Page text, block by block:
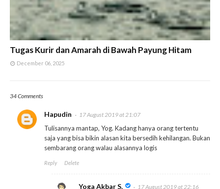
Tugas Kurir dan Amarah di Bawah Payung Hitam
December 06, 2025
34 Comments
Hapudin 17 August 2019 at 21:07
Tulisannya mantap, Yog. Kadang hanya orang tertentu
saja yang bisa bikin alasan kita bersedih kehilangan. Bukan
sembarang orang walau alasannya logis
Reply Delete
Yoga Akbar S. 17 August 2019 at 22:16